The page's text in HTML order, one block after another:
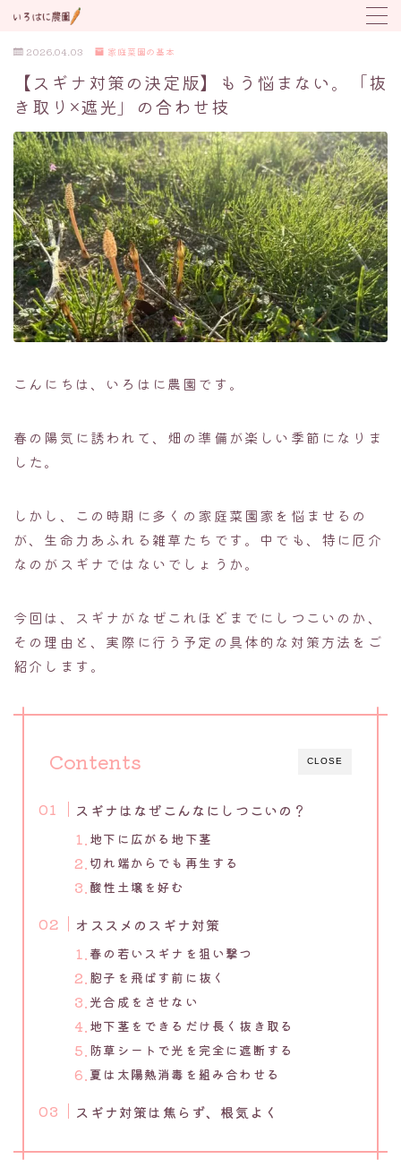
トラブル対応
植付け時期カレンダー
2026.04.03 家庭菜園の基本
【スギナ対策の決定版】もう悩まない。「抜
き取り×遮光」の合わせ技
こんにちは、いろはに農園です。
春の陽気に誘われて、畑の準備が楽しい季節になりま
した。
しかし、この時期に多くの家庭菜園家を悩ませるの
が、生命力あふれる雑草たちです。中でも、特に厄介
なのがスギナではないでしょうか。
今回は、スギナがなぜこれほどまでにしつこいのか、
その理由と、実際に行う予定の具体的な対策方法をご
紹介します。
CLOSE
Contents
スギナはなぜこんなにしつこいの？
地下に広がる地下茎
切れ端からでも再生する
酸性土壌を好む
オススメのスギナ対策
春の若いスギナを狙い撃つ
胞子を飛ばす前に抜く
光合成をさせない
地下茎をできるだけ長く抜き取る
防草シートで光を完全に遮断する
夏は太陽熱消毒を組み合わせる
スギナ対策は焦らず、根気よく